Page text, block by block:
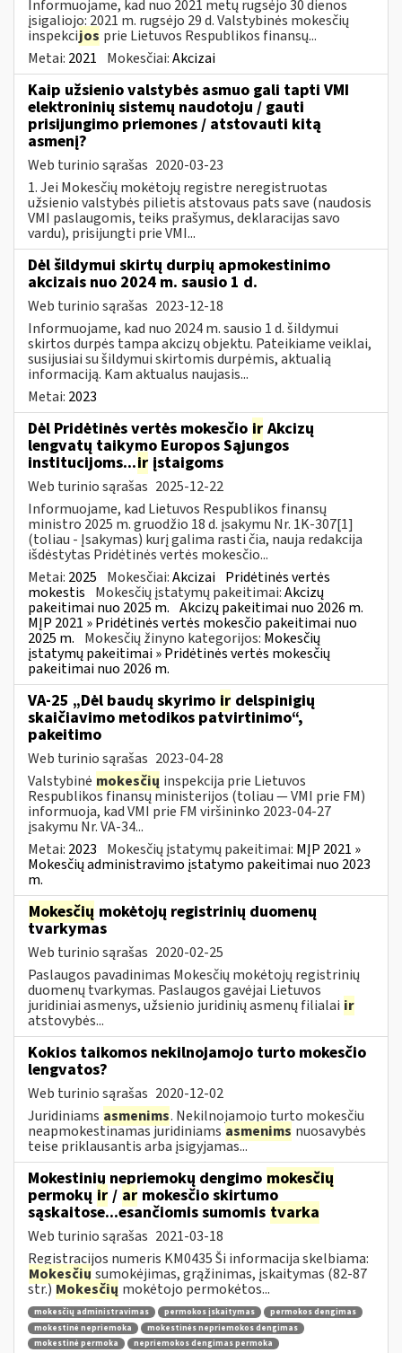
Informuojame, kad nuo 2021 metų rugsėjo 30 dienos
įsigaliojo: 2021 m. rugsėjo 29 d. Valstybinės mokesčių
inspekcijos prie Lietuvos Respublikos finansų...
Metai: 2021 Mokesčiai:Akcizai
Kaip užsienio valstybės asmuo gali tapti VMI
elektroninių sistemų naudotoju / gauti
prisijungimo priemones / atstovauti kitą
asmenį?
Web turinio sąrašas 2020-03-23
1. Jei Mokesčių mokėtojų registre neregistruotas
užsienio valstybės pilietis atstovaus pats save (naudosis
VMI paslaugomis, teiks prašymus, deklaracijas savo
vardu), prisijungti prie VMI...
Dėl šildymui skirtų durpių apmokestinimo
akcizais nuo 2024 m. sausio 1 d.
Web turinio sąrašas 2023-12-18
Informuojame, kad nuo 2024 m. sausio 1 d. šildymui
skirtos durpės tampa akcizų objektu. Pateikiame veiklai,
susijusiai su šildymui skirtomis durpėmis, aktualią
informaciją. Kam aktualus naujasis...
Metai: 2023
Dėl Pridėtinės vertės mokesčio ir Akcizų
lengvatų taikymo Europos Sąjungos
institucijoms...ir įstaigoms
Web turinio sąrašas 2025-12-22
Informuojame, kad Lietuvos Respublikos finansų
ministro 2025 m. gruodžio 18 d. įsakymu Nr. 1K-307[1]
(toliau - Įsakymas) kurį galima rasti čia, nauja redakcija
išdėstytas Pridėtinės vertės mokesčio...
Metai: 2025 Mokesčiai:Akcizai Pridėtinės vertės
mokestis Mokesčių įstatymų pakeitimai:Akcizų
pakeitimai nuo 2025 m. Akcizų pakeitimai nuo 2026 m.
MĮP 2021 » Pridėtinės vertės mokesčio pakeitimai nuo
2025 m. Mokesčių žinyno kategorijos: Mokesčių
įstatymų pakeitimai » Pridėtinės vertės mokesčių
pakeitimai nuo 2026 m.
VA-25 „Dėl baudų skyrimo ir delspinigių
skaičiavimo metodikos patvirtinimo“,
pakeitimo
Web turinio sąrašas 2023-04-28
Valstybinė mokesčių inspekcija prie Lietuvos
Respublikos finansų ministerijos (toliau ― VMI prie FM)
informuoja, kad VMI prie FM viršininko 2023-04-27
įsakymu Nr. VA-34...
Metai: 2023 Mokesčių įstatymų pakeitimai: MĮP 2021 »
Mokesčių administravimo įstatymo pakeitimai nuo 2023
m.
Mokesčių mokėtojų registrinių duomenų
tvarkymas
Web turinio sąrašas 2020-02-25
Paslaugos pavadinimas Mokesčių mokėtojų registrinių
duomenų tvarkymas. Paslaugos gavėjai Lietuvos
juridiniai asmenys, užsienio juridinių asmenų filialai ir
atstovybės...
Kokios taikomos nekilnojamojo turto mokesčio
lengvatos?
Web turinio sąrašas 2020-12-02
Juridiniams asmenims. Nekilnojamojo turto mokesčiu
neapmokestinamas juridiniams asmenims nuosavybės
teise priklausantis arba įsigyjamas...
Mokestinių nepriemokų dengimo mokesčių
permokų ir / ar mokesčio skirtumo
sąskaitose...esančiomis sumomis tvarka
Web turinio sąrašas 2021-03-18
Registracijos numeris KM0435 Ši informacija skelbiama:
Mokesčių sumokėjimas, grąžinimas, įskaitymas (82-87
str.)Mokesčių mokėtojo permokėtos...
mokesčių administravimas permokos įskaitymas
permokos dengimas
mokestinė nepriemoka
mokestinės nepriemokos dengimas
mokestinė permoka
nepriemokos dengimas permoka